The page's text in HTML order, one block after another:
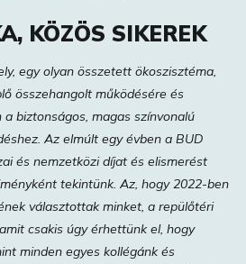
KÖZÖS SIKEREK
egy olyan összetett ökoszisztéma,
összehangolt működésére és
biztonságos, magas színvonalú
Az elmúlt egy évben a BUD
és nemzetközi díjat és elismerést
tekintünk. Az, hogy 2022-ben
választottak minket, a repülőtéri
csakis úgy érhettünk el, hogy
minden egyes kollégánk és